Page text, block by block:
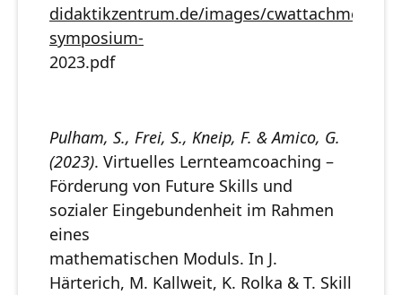
didaktikzentrum.de/images/cwattachments/
symposium-
2023.pdf
Pulham, S., Frei, S., Kneip, F. & Amico, G.
(2023). Virtuelles Lernteamcoaching –
Förderung von Future Skills und
sozialer Eingebundenheit im Rahmen
eines
mathematischen Moduls. In J.
Härterich, M. Kallweit, K. Rolka & T. Skill